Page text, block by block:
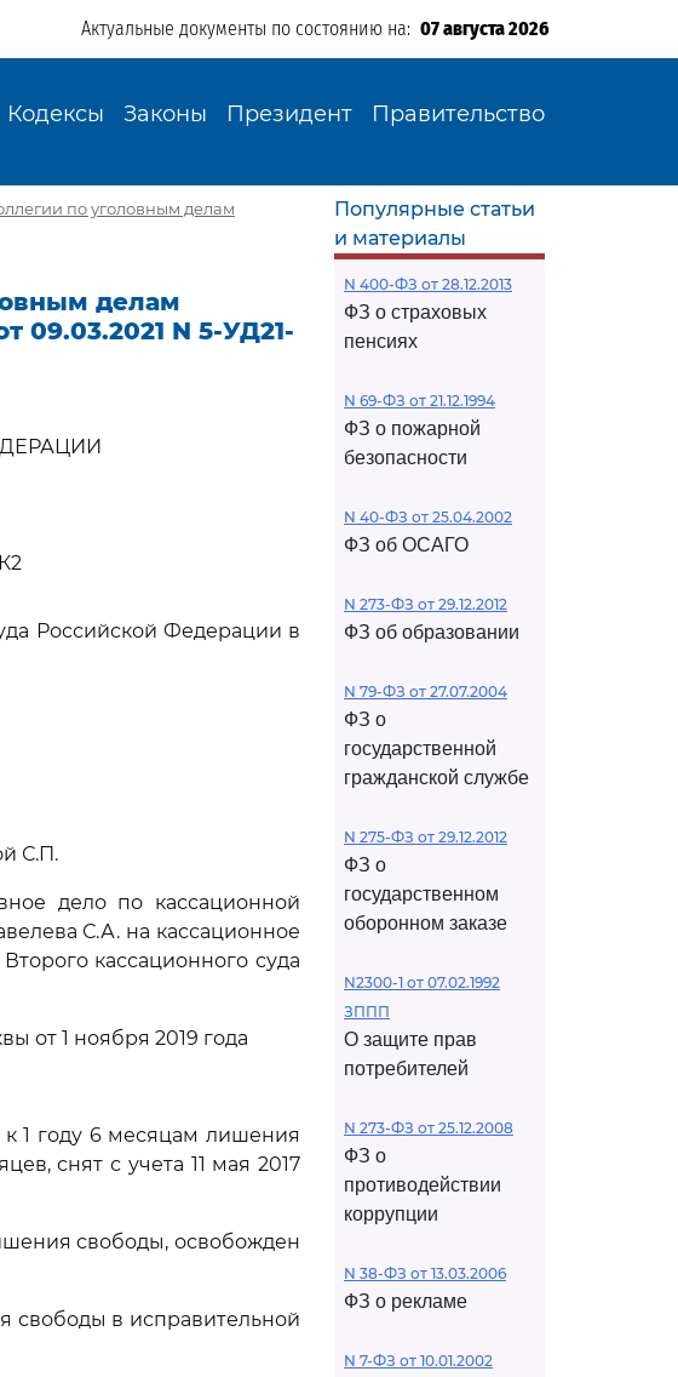
Актуальные документы по состоянию на: 07 августа 2026
Кодексы Законы Президент Правительство
по уголовным делам
делам
09.03.2021 N 5-УД21-
Российской Федерации в
С.П.
дело по кассационной
С.А. на кассационное
кассационного суда
от 1 ноября 2019 года
1 году 6 месяцам лишения
снят с учета 11 мая 2017
свободы, освобожден
свободы в исправительной
Популярные статьи
и материалы
N 400-ФЗ от 28.12.2013
ФЗ о страховых
пенсиях
N 69-ФЗ от 21.12.1994
ФЗ о пожарной
безопасности
N 40-ФЗ от 25.04.2002
ФЗ об ОСАГО
N 273-ФЗ от 29.12.2012
ФЗ об образовании
N 79-ФЗ от 27.07.2004
ФЗ о
государственной
гражданской службе
N 275-ФЗ от 29.12.2012
ФЗ о
государственном
оборонном заказе
N2300-1 от 07.02.1992
ЗППП
О защите прав
потребителей
N 273-ФЗ от 25.12.2008
ФЗ о
противодействии
коррупции
N 38-ФЗ от 13.03.2006
ФЗ о рекламе
N 7-ФЗ от 10.01.2002